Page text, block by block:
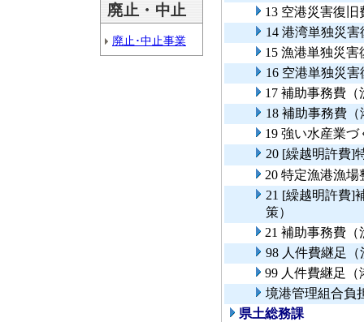
廃止・中止
廃止･中止事業
13 空港災害復旧
14 港湾単独災害
15 漁港単独災害
16 空港単独災害
17 補助事務費
18 補助事務費
19 強い水産業づ
20 [繰越明許費]
20 特定漁港漁
21 [繰越明許費]
策）
21 補助事務費
98 人件費継足
99 人件費継足（
境港管理組合負
県土総務課